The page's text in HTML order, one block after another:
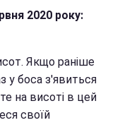
2020 року:
Якщо раніше
у боса з'явиться
на висоті в цей
своїй